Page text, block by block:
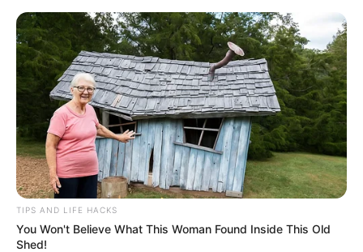
TIPS AND LIFE HACKS
You Won't Believe What This Woman Found Inside This Old
Shed!